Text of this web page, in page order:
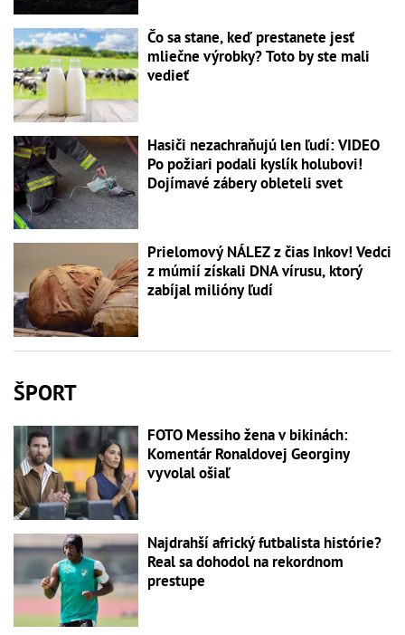
Čo sa stane, keď prestanete jesť
mliečne výrobky? Toto by ste mali
vedieť
Hasiči nezachraňujú len ľudí: VIDEO
Po požiari podali kyslík holubovi!
Dojímavé zábery obleteli svet
Prielomový NÁLEZ z čias Inkov! Vedci
z múmií získali DNA vírusu, ktorý
zabíjal milióny ľudí
ŠPORT
FOTO Messiho žena v bikinách:
Komentár Ronaldovej Georginy
vyvolal ošiaľ
Najdrahší africký futbalista histórie?
Real sa dohodol na rekordnom
prestupe